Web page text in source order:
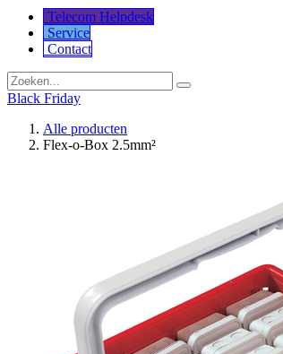
Telecom Helpdesk
Service
Co​​​​​​ntact
Black Friday
Alle producten
Flex-o-Box 2.5mm²